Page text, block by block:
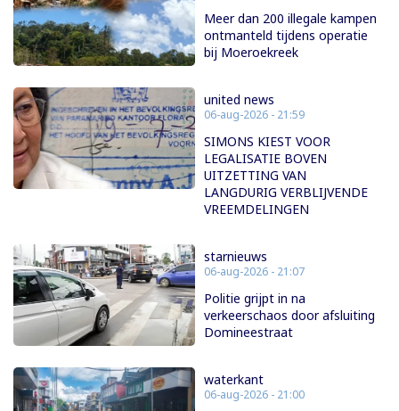
Meer dan 200 illegale kampen
ontmanteld tijdens operatie
bij Moeroekreek
united news
06-aug-2026 - 21:59
SIMONS KIEST VOOR
LEGALISATIE BOVEN
UITZETTING VAN
LANGDURIG VERBLIJVENDE
VREEMDELINGEN
starnieuws
06-aug-2026 - 21:07
Politie grijpt in na
verkeerschaos door afsluiting
Domineestraat
waterkant
06-aug-2026 - 21:00